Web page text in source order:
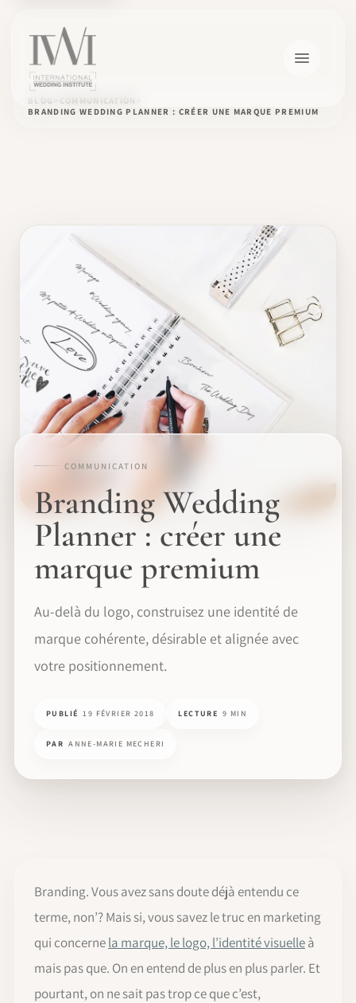
BLOG
COMMUNICATION
BRANDING WEDDING PLANNER : CRÉER UNE MARQUE PREMIUM
COMMUNICATION
Branding Wedding
Planner : créer une
marque premium
Au-delà du logo, construisez une identité de
marque cohérente, désirable et alignée avec
votre positionnement.
PUBLIÉ 19 FÉVRIER 2018 LECTURE 9 MIN
PAR ANNE-MARIE MECHERI
Branding. Vous avez sans doute déjà entendu ce
terme, non’? Mais si, vous savez le truc en marketing
qui concernela marque, le logo, l’identité visuelleà
mais pas que. On en entend de plus en plus parler. Et
pourtant, on ne sait pas trop ce que c’est,